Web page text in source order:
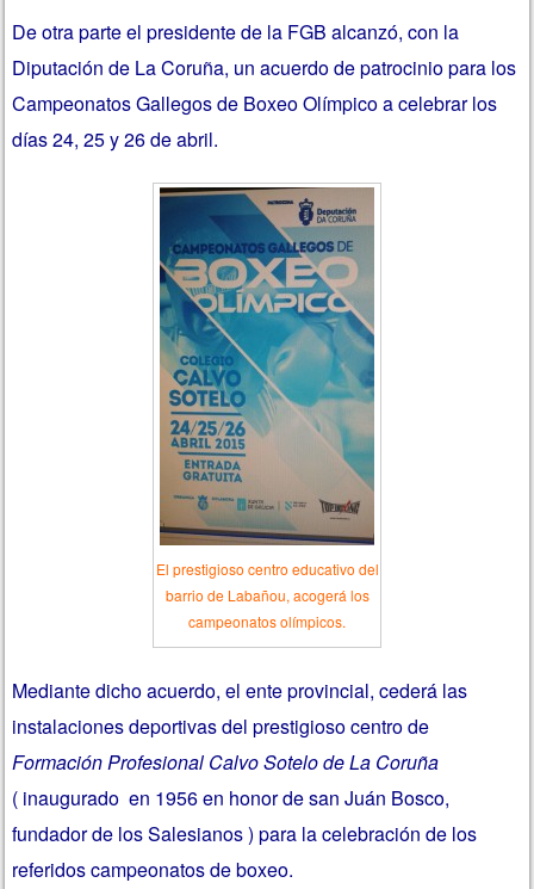
De otra parte el presidente de la FGB alcanzó, con la
Diputación de La Coruña, un acuerdo de patrocinio para los
Campeonatos Gallegos de Boxeo Olímpico a celebrar los
días 24, 25 y 26 de abril.
El prestigioso centro educativo del
barrio de Labañou, acogerá los
campeonatos olímpicos.
Mediante dicho acuerdo, el ente provincial, cederá las
instalaciones deportivas del prestigioso centro de
Formación Profesional Calvo Sotelo de La Coruña
( inaugurado en 1956 en honor de san Juán Bosco,
fundador de los Salesianos ) para la celebración de los
referidos campeonatos de boxeo.